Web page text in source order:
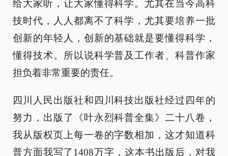
给大家听，让大家懂得科学。尤其在当今高科
技时代，人人都离不了科学，尤其要培养一批
创新的年轻人，创新的基础就是要懂得科学，
懂得技术。所以说科学普及工作者、科普作家
担负着非常重要的责任。
四川人民出版社和四川科技出版社经过四年的
努力，出版了《叶永烈科普全集》二十八卷，
我从版权页上每一卷的字数相加，这才知道科
普方面我写了1408万字，这本书出版后，对我